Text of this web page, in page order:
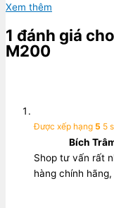
Xem thêm
1 đánh giá cho
M200
Được xếp hạng 5 5
Bích
Shop tư vấn rất
hàng chính